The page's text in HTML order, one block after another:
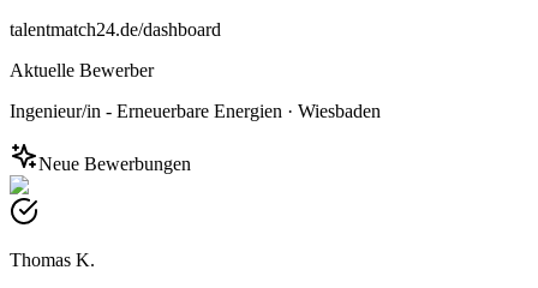
talentmatch24.de/dashboard
Aktuelle Bewerber
Ingenieur/in - Erneuerbare Energien · Wiesbaden
Neue Bewerbungen
Thomas K.